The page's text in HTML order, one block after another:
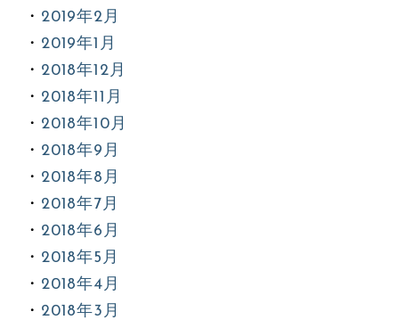
2019年2月
2019年1月
2018年12月
2018年11月
2018年10月
2018年9月
2018年8月
2018年7月
2018年6月
2018年5月
2018年4月
2018年3月